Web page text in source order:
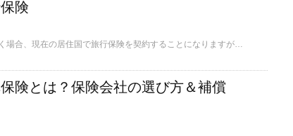
険
海外居住者が他国に旅行に行く場合、現在の居住国で旅行保険を契約することになりますが、これが諸々の事情で難しい場合も。ここでは、そんなときに便利な、日本を出国した後でも契約できる海外旅行保険についてご紹介します。
険とは？保険会社の選び方＆補償